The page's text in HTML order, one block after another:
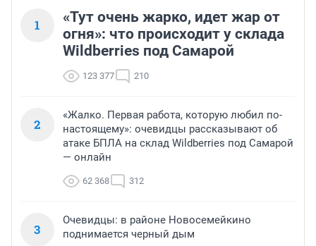
1
«Тут очень жарко, идет жар от
огня»: что происходит у склада
Wildberries под Самарой
123 377 210
2
«Жалко. Первая работа, которую любил по-
настоящему»: очевидцы рассказывают об
атаке БПЛА на склад Wildberries под Самарой
— онлайн
62 368 312
3
Очевидцы: в районе Новосемейкино
поднимается черный дым